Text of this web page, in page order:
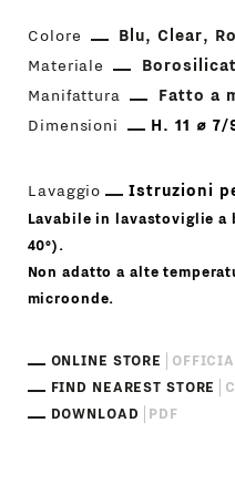
Colore Blu Clear
Materiale
Manifattura
Fatto a
Dimensioni
H. 11 ⌀ 7/
Lavaggio Istruzioni
Lavabile in lavastoviglie
40°).
Non adatto a alte
microonde.
ONLINE STORE
FIND NEAREST STORE
DOWNLOAD
PDF